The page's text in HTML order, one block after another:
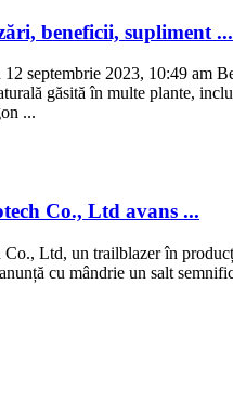
beneficii, supliment ...
septembrie 2023, 10:49 am
găsită în multe plante,
...
Co., Ltd avans ...
Co., Ltd, un trailblazer în
cu mândrie un salt